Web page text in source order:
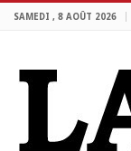
SAMEDI , 8 AOÛT 2026